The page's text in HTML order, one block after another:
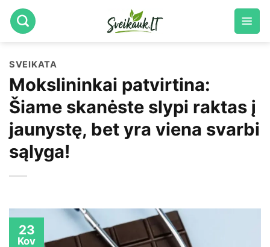
Skip
to
SVEIKATA
Mokslininkai patvirtina:
Šiame skanėste slypi raktas į
jaunystę, bet yra viena svarbi
sąlyga!
23
Kov